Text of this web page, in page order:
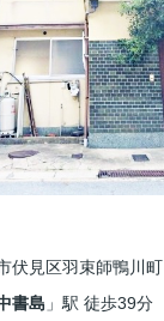
伏見区羽束師鴨川町
書島 」駅 徒歩39分